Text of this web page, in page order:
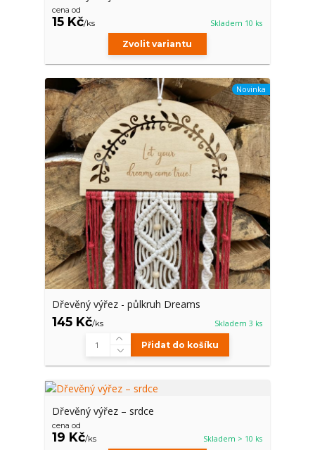
cena od
15 Kč/ks Skladem 10 ks
Zvolit variantu
Novinka
Dřevěný výřez - půlkruh Dreams
145 Kč/ks Skladem 3 ks
Přidat do košíku
Dřevěný výřez – srdce
cena od
19 Kč/ks Skladem > 10 ks